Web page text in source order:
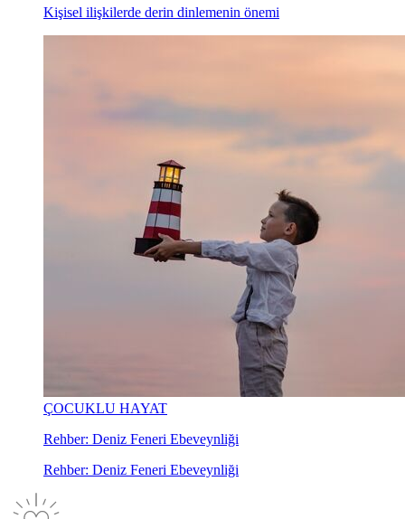
Kişisel ilişkilerde derin dinlemenin önemi
ÇOCUKLU HAYAT
Rehber: Deniz Feneri Ebeveynliği
Rehber: Deniz Feneri Ebeveynliği